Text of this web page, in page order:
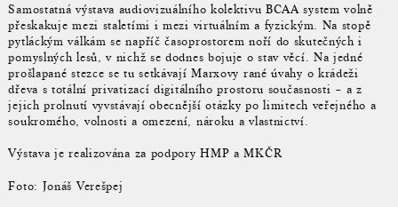
Samostatná výstava audiovizuálního kolektivu BCAA system volně
přeskakuje mezi staletími i mezi virtuálním a fyzickým. Na stopě
pytláckým válkám se napříč časoprostorem noří do skutečných i
pomyslných lesů, v nichž se dodnes bojuje o stav věcí. Na jedné
prošlapané stezce se tu setkávají Marxovy rané úvahy o krádeži
dřeva s totální privatizací digitálního prostoru současnosti – a z
jejich prolnutí vyvstávají obecnější otázky po limitech veřejného a
soukromého, volnosti a omezení, nároku a vlastnictví.
Výstava je realizována za podpory HMP a MKČR
Foto: Jonáš Verešpej